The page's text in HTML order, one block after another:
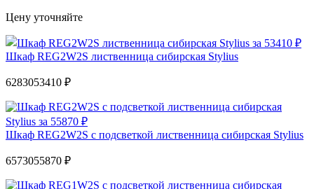
Цену уточняйте
Шкаф REG2W2S лиственница сибирская Stylius
6283053410 ₽
Шкаф REG2W2S с подсветкой лиственница сибирская Stylius
6573055870 ₽